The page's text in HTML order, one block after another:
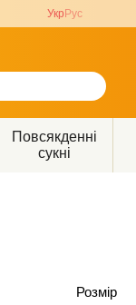
Укр Рус
Повсякденні
сукні
Розмір